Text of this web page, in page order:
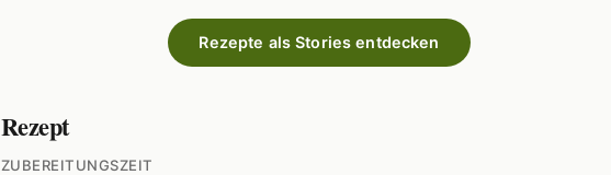
Rezepte als Stories entdecken
Rezept
ZUBEREITUNGSZEIT